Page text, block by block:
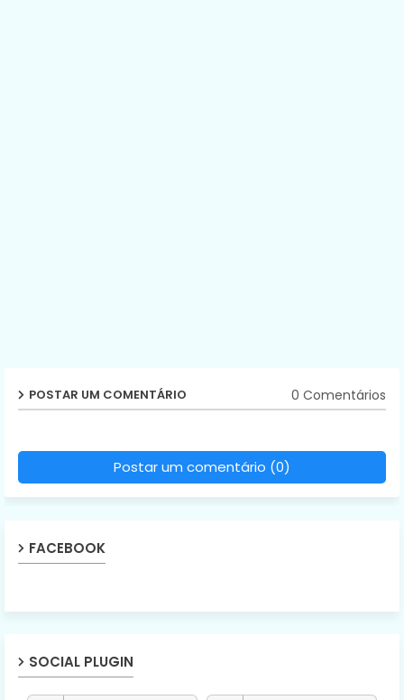
POSTAR UM COMENTÁRIO 0 Comentários
Postar um comentário (0)
FACEBOOK
SOCIAL PLUGIN